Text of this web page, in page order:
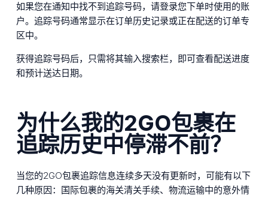
如果您在通知中找不到追踪号码，请登录您下单时使用的账
户。追踪号码通常显示在订单历史记录或正在配送的订单专
区中。
获得追踪号码后，只需将其输入搜索栏，即可查看配送进度
和预计送达日期。
为什么我的2GO包裹在
追踪历史中停滞不前？
当您的2GO包裹追踪信息连续多天没有更新时，可能有以下
几种原因：国际包裹的海关清关手续、物流运输中的意外情